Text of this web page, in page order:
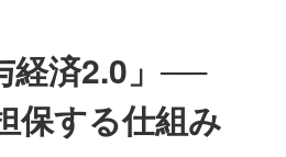
経済2.0」──
保する仕組み